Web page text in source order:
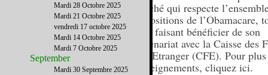
marché qui respecte
dispositions de l’Obamacare,
vous faisant bénéficier de son
partenariat avec la Caisse des
de l’Etranger (CFE). Pour
renseignements, cliquez ici.
Mardi 28 Octobre 2025
Mardi 21 Octobre 2025
vendredi 17 octobre 2025
Mardi 14 Octobre 2025
Mardi 7 Octobre 2025
September
Mardi 30 Septembre 2025